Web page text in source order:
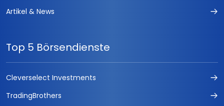
Artikel & News
Top 5 Börsendienste
Cleverselect Investments
TradingBrothers